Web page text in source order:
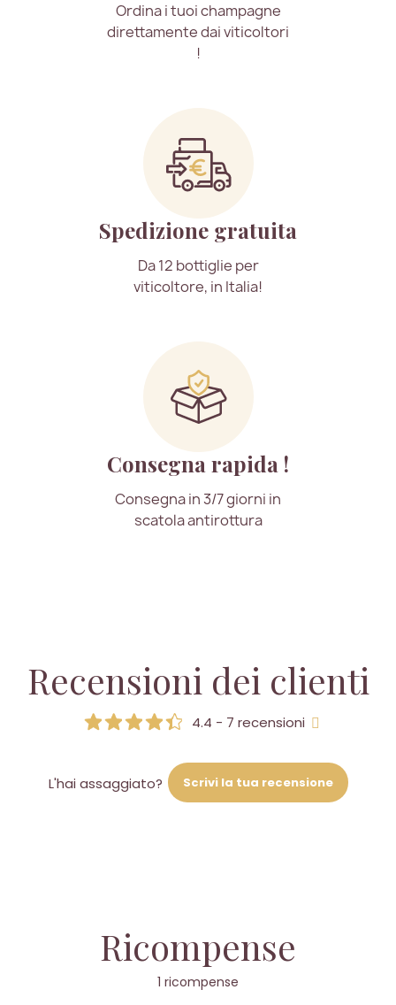
Ordina i tuoi champagne
direttamente dai viticoltori
!
Spedizione gratuita
Da 12 bottiglie per
viticoltore, in Italia!
Consegna rapida !
Consegna in 3/7 giorni in
scatola antirottura
Recensioni dei clienti
4.4 - 7 recensioni
L'hai assaggiato? Scrivi la tua recensione
Ricompense
1 ricompense